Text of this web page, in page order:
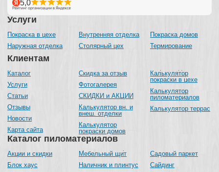
Каталог пиломатериалов
Акции и скидки
Блок хаус
Мебельный щит
Наличник и плинтус
Садовый паркет
Сайдинг
Услуги
Покраска в цехе
Наружная отделка
Внутренняя отделка
Столярный цех
Покраска домов
Термирование
Клиентам
Каталог
Услуги
Статьи
Отзывы
Новости
Карта сайта
Скидка за отзыв
Фотогалерея
СКИДКИ и АКЦИИ
Калькулятор вн. и
внеш. отделки
Калькулятор
покраски домов
Калькулятор
покраски в цехе
Калькулятор
пиломатериалов
Калькулятор террас